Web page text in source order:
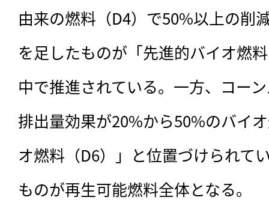
由来の燃料（D4）で50%以上の削
を足したものが「先進的バイオ燃
中で推進されている。一方、コー
排出量効果が20%から50%のバイ
オ燃料（D6）」と位置づけられて
ものが再生可能燃料全体となる。